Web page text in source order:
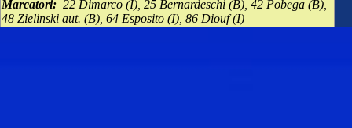
Marcatori: 22 Dimarco (I), 25 Bernardeschi (B), 42 Pobega (B),
48 Zielinski aut. (B), 64 Esposito (I), 86 Diouf (I)